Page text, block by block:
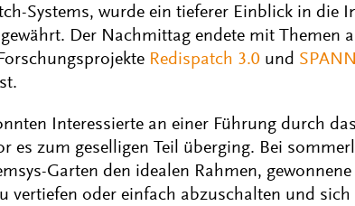
Systems, wurde ein tieferer Einblick in die
Der Nachmittag endete mit Themen
Redispatch 3.0 und
Interessierte an einer Führung durch
es zum geselligen Teil überging. Bei
Garten den idealen Rahmen,
vertiefen oder einfach abzuschalten und sich